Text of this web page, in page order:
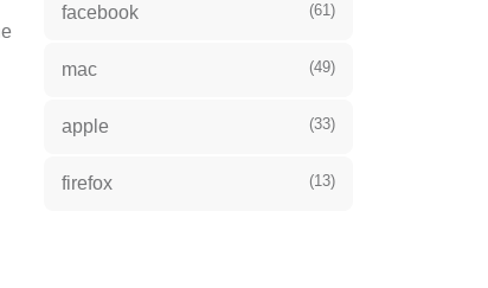
facebook (61)
mac (49)
apple (33)
firefox (13)